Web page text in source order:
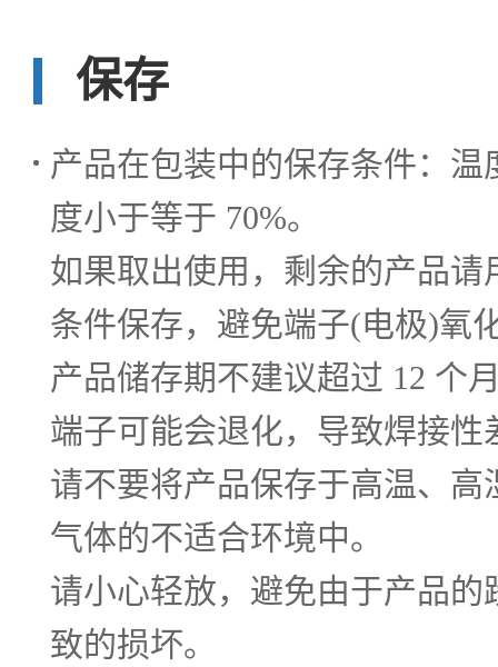
保存
产品在包装中的保存条件：温
度小于等于 70%。
如果取出使用，剩余的产品请
条件保存，避免端子(电极)氧
产品储存期不建议超过 12 个
端子可能会退化，导致焊接性
请不要将产品保存于高温、高
气体的不适合环境中。
请小心轻放，避免由于产品的
致的损坏。